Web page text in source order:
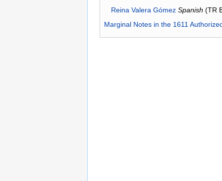
Reina Valera Gómez Spanish (TR
Marginal Notes in the 1611